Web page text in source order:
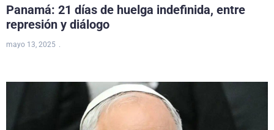
Panamá: 21 días de huelga indefinida, entre
represión y diálogo
mayo 13, 2025